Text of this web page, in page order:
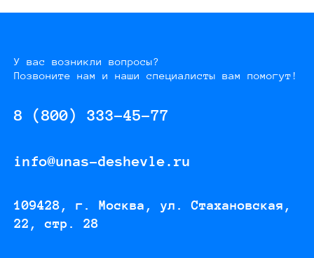
У вас возникли вопросы?
Позвоните нам и наши специалисты вам помогут!
8 (800) 333-45-77
info@unas-deshevle.ru
109428, г. Москва, ул. Стахановская,
22, стр. 28